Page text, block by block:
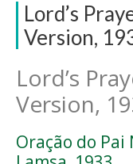
Lord’s
Version,
Lord’s
Version,
Oração do Pai